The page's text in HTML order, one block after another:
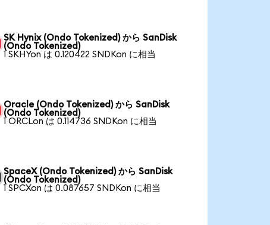
SK Hynix (Ondo Tokenized) から SanDisk
(Ondo Tokenized)
1 SKHYon は 0.120422 SNDKon に相当
Oracle (Ondo Tokenized) から SanDisk
(Ondo Tokenized)
1 ORCLon は 0.114736 SNDKon に相当
SpaceX (Ondo Tokenized) から SanDisk
(Ondo Tokenized)
1 SPCXon は 0.087657 SNDKon に相当